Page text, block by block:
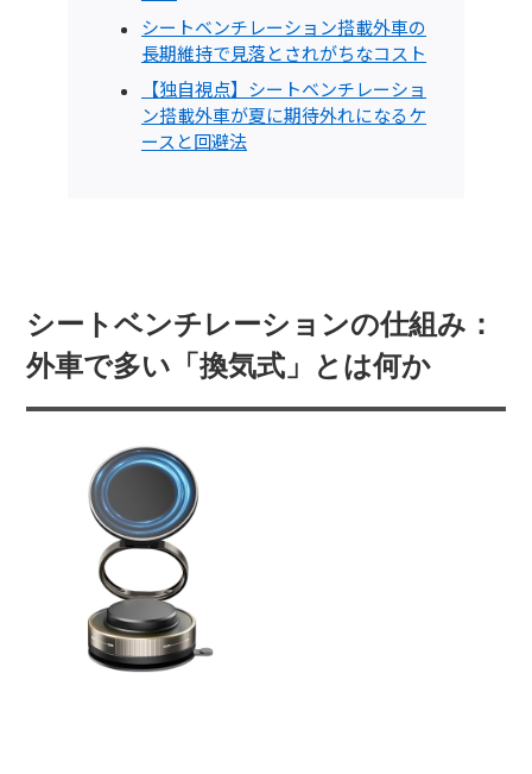
シートベンチレーション搭載外車の
長期維持で見落とされがちなコスト
【独自視点】シートベンチレーショ
ン搭載外車が夏に期待外れになるケ
ースと回避法
シートベンチレーションの仕組み：
外車で多い「換気式」とは何か